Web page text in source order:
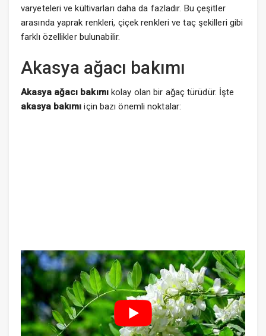
varyeteleri ve kültivarları daha da fazladır. Bu çeşitler
arasında yaprak renkleri, çiçek renkleri ve taç şekilleri gibi
farklı özellikler bulunabilir.
Akasya ağacı bakımı
Akasya ağacı bakımıkolay olan bir ağaç türüdür. İşte
akasya bakımı için bazı önemli noktalar: